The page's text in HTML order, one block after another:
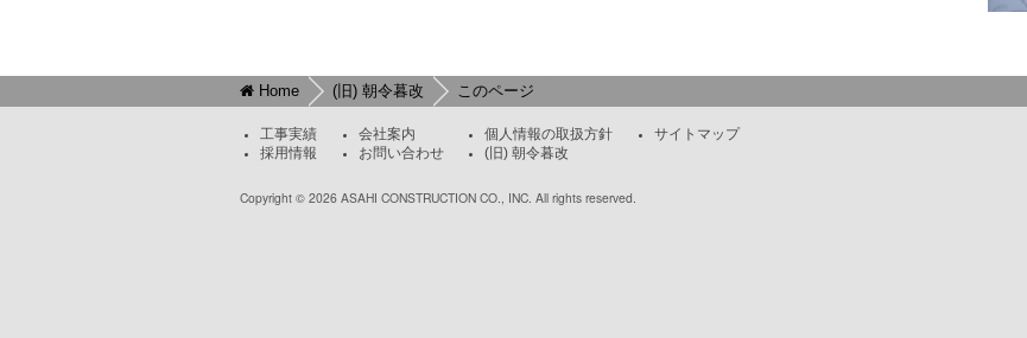
Home (旧) 朝令暮改 このページ
工事実績
採用情報
会社案内
お問い合わせ
個人情報の取扱方針
(旧) 朝令暮改
サイトマップ
Copyright © 2026 ASAHI CONSTRUCTION CO., INC. All rights reserved.